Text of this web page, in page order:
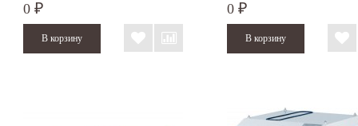
0 ₽ 0 ₽